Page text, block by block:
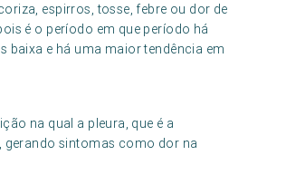
espirros, tosse, febre ou dor de
é o período em que período há
e há uma maior tendência em
na qual a pleura, que é a
gerando sintomas como dor na